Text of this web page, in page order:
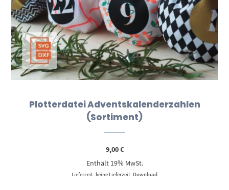
Plotterdatei Adventskalenderzahlen
(Sortiment)
9,00€
Enthält 19% MwSt.
Lieferzeit: keine Lieferzeit: Download